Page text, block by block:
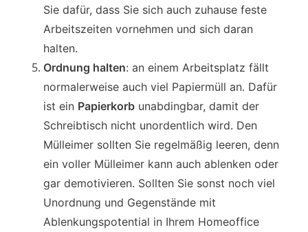
Sie dafür, dass Sie sich auch zuhause feste
Arbeitszeiten vornehmen und sich daran
halten.
Ordnung halten: an einem Arbeitsplatz fällt
normalerweise auch viel Papiermüll an. Dafür
ist ein Papierkorb unabdingbar, damit der
Schreibtisch nicht unordentlich wird. Den
Mülleimer sollten Sie regelmäßig leeren, denn
ein voller Mülleimer kann auch ablenken oder
gar demotivieren. Sollten Sie sonst noch viel
Unordnung und Gegenstände mit
Ablenkungspotential in Ihrem Homeoffice